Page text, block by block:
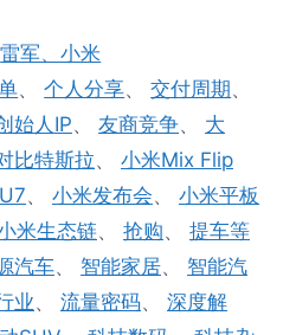
雷军、小米
、个人分享、交付周期、
始人IP、 友商竞争、 大
比特斯拉、 小米Mix Flip
、 小米发布会、 小米平板
米生态链、 抢购、 提车等
汽车、 智能家居、 智能汽
业、 流量密码、 深度解